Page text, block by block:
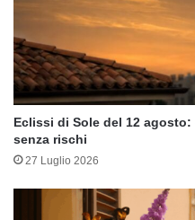
Eclissi di Sole del 12
senza rischi
27 Luglio 2026